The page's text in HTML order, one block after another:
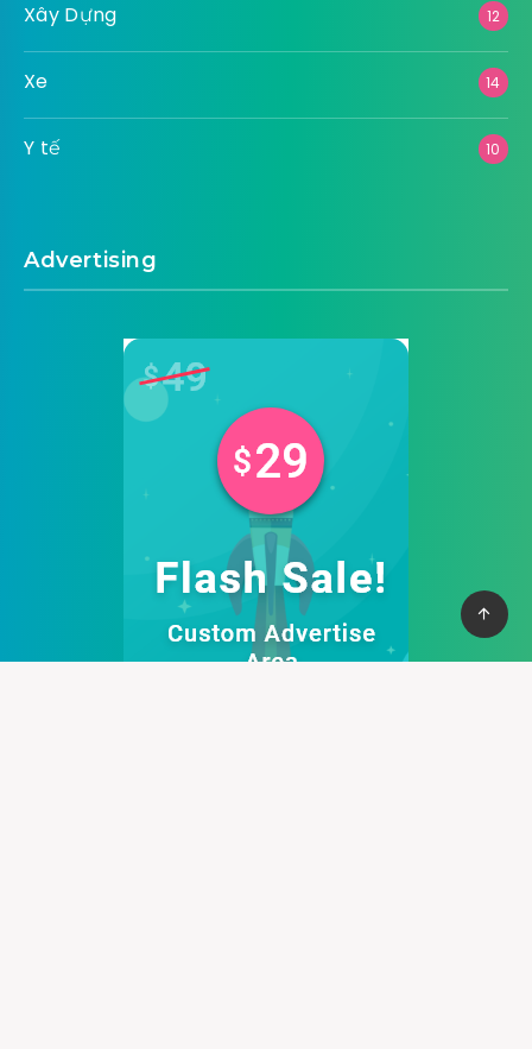
Xây Dựng 12
Xe 14
Y tế 10
Advertising